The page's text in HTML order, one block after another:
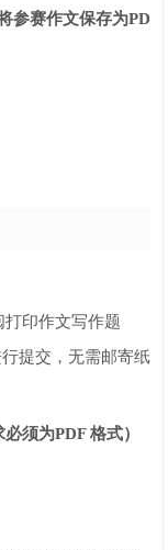
参赛作文保存为PD
印作文写作题
提交，无需邮寄纸
必须为PDF 格式）